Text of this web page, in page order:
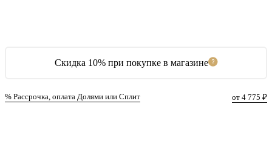
Скидка 10% при покупке в магазине
% Рассрочка, оплата Долями или Сплит от 4 775 ₽